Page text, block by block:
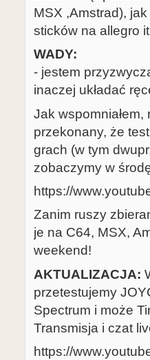
MSX ,Amstrad),
sticków na allegro
WADY:
- jestem
inaczej układać
Jak
przekonany, że
grach (w tym
zobaczymy w
https://
Zanim ruszy
je na C64, MSX,
weekend!
AKTUALIZACJA:
przetestujemy
Spectrum i może
Transmisja i czat
https://